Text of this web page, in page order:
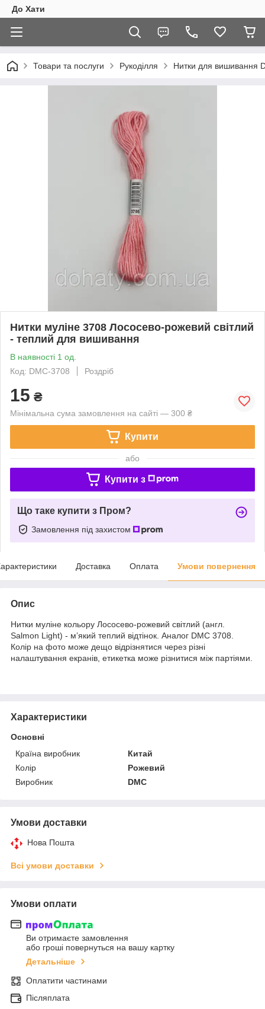
До Хати
Товари та послуги Рукоділля Нитки для вишивання
Нитки муліне 3708 Лососево-рожевий світлий
- теплий для вишивання
В наявності 1 од.
Код: DMC-3708
Роздріб
15 ₴
Мінімальна сума замовлення на сайті — 300 ₴
Купити
або
Купити з
Що таке купити з Пром?
Замовлення під захистом
Доставка Оплата Умови повернення
Опис
Нитки муліне кольору Лососево-рожевий світлий (англ.
Salmon Light) - м’який теплий відтінок. Аналог DMC 3708.
Колір на фото може дещо відрізнятися через різні
налаштування екранів, етикетка може різнитися між партіями.
Характеристики
Основні
Країна виробник
Китай
Колір
Рожевий
Виробник
DMC
Умови доставки
Нова Пошта
Всі умови доставки
Умови оплати
Ви отримаєте замовлення
або гроші повернуться на вашу картку
Детальніше
Оплатити частинами
Післяплата